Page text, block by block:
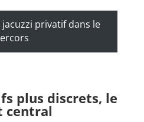
privatif dans le
plus discrets, le
central